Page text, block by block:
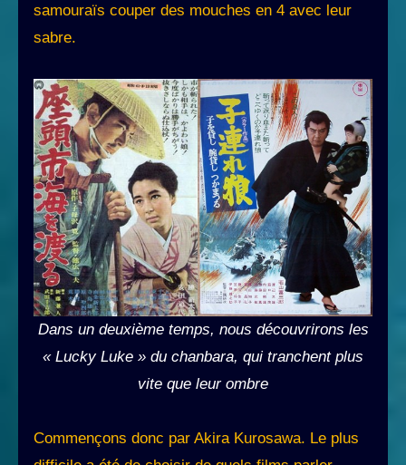
samouraïs couper des mouches en 4 avec leur
sabre.
Dans un deuxième temps, nous découvrirons les
« Lucky Luke » du chanbara, qui tranchent plus
vite que leur ombre
Commençons donc par Akira Kurosawa. Le plus